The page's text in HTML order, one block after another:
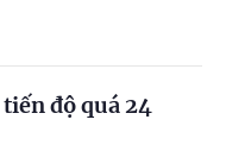
độ quá 24